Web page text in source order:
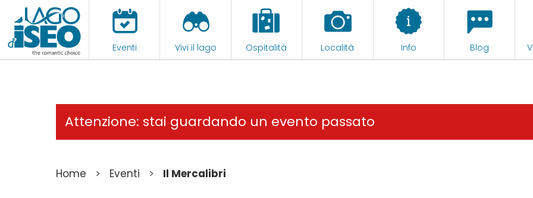
Eventi Vivi il lago Ospitalità Località Info Blog
Attenzione: stai guardando un evento passato
Home > Eventi > Il Mercalibri